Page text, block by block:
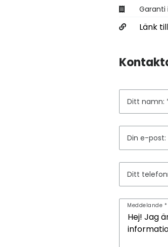
Garanti
Länk
Ditt namn:
Din e-post:
Ditt
Meddelande